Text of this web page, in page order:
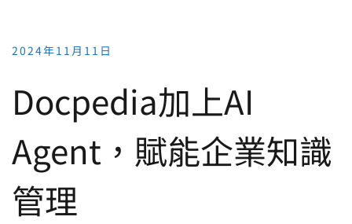
2024年11月11日
Docpedia加上AI
Agent，賦能企業知識
管理